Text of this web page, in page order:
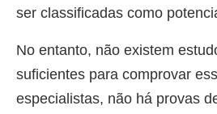
ser classificadas como
No entanto, não existem
suficientes para comprovar
especialistas, não há provas